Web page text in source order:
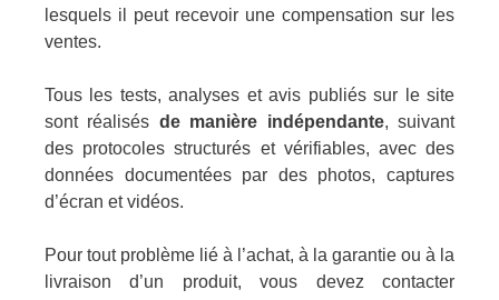
lesquels il peut recevoir une compensation sur les
ventes.
Tous les tests, analyses et avis publiés sur le site
sont réalisés de manière indépendante, suivant
des protocoles structurés et vérifiables, avec des
données documentées par des photos, captures
d’écran et vidéos.
Pour tout problème lié à l’achat, à la garantie ou à la
livraison d’un produit, vous devez contacter